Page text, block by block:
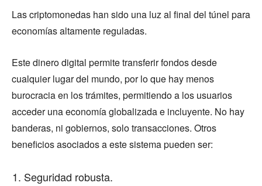
Las criptomonedas han sido una luz al final del túnel para
economías altamente reguladas.
Este dinero digital permite transferir fondos desde
cualquier lugar del mundo, por lo que hay menos
burocracia en los trámites, permitiendo a los usuarios
acceder una economía globalizada e incluyente. No hay
banderas, ni gobiernos, solo transacciones. Otros
beneficios asociados a este sistema pueden ser:
Seguridad robusta.